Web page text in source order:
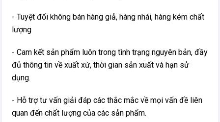
- Tuyệt đối không bán hàng giả, hàng nhái, hàng kém chất
lượng
- Cam kết sản phẩm luôn trong tình trạng nguyên bản, đầy
đủ thông tin về xuất xứ, thời gian sản xuất và hạn sử
dụng.
- Hỗ trợ tư vấn giải đáp các thắc mắc về mọi vấn đề liên
quan đến chất lượng của các sản phẩm.